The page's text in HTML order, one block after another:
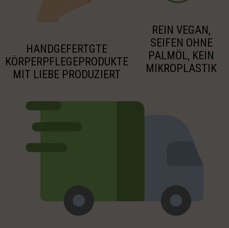
HANDGEFERTGTE
KÖRPERPFLEGEPRODUKTE
MIT LIEBE PRODUZIERT
REIN VEGAN,
SEIFEN OHNE
PALMÖL, KEIN
MIKROPLASTIK